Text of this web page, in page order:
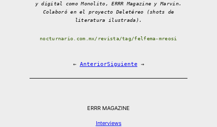
y digital comoMonolito, ERRR Magazine yMarvin.
Colaboró en el proyecto Deletéreo (shots de
literatura ilustrada).
nocturnario.com.mx/revista/tag/felfema-mreosi
← AnteriorSiguiente →
ERRR MAGAZINE
Interviews